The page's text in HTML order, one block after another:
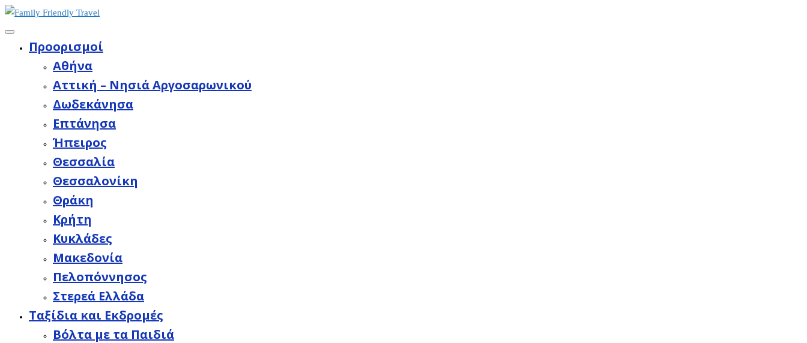
Προορισμοί
Aθήνα
Αττική – Νησιά Αργοσαρωνικού
Δωδεκάνησα
Επτάνησα
Ήπειρος
Θεσσαλία
Θεσσαλονίκη
Θράκη
Κρήτη
Κυκλάδες
Μακεδονία
Πελοπόννησος
Στερεά Ελλάδα
Ταξίδια και Εκδρομές
Βόλτα με τα Παιδιά